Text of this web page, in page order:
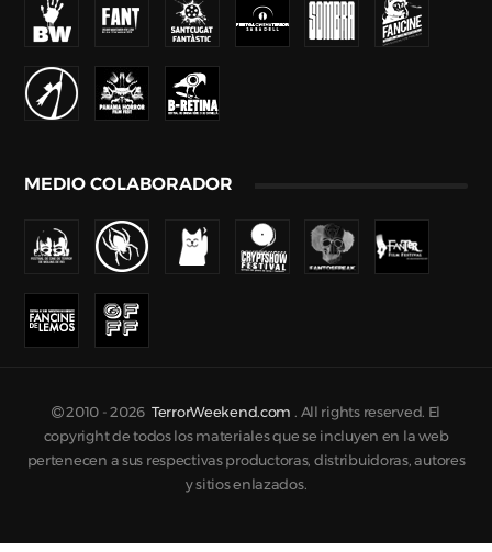
MEDIO COLABORADOR
2010 -2026 TerrorWeekend.com . All rights reserved. El
copyright de todos los materiales que se incluyen en la web
pertenecen a sus respectivas productoras, distribuidoras, autores
y sitios enlazados.